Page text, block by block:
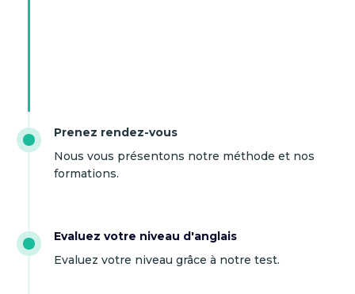
Prenez rendez-vous
Nous vous présentons notre méthode et nos
formations.
Evaluez votre niveau d'anglais
Evaluez votre niveau grâce à notre test.